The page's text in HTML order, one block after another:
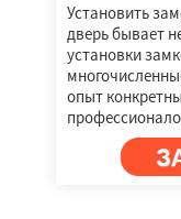
Установить
дверь бывает
установки
опыт